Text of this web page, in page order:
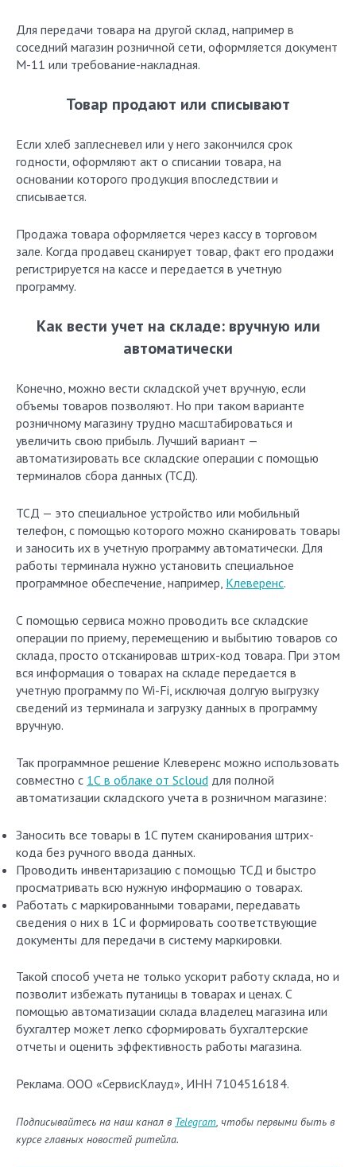
Для передачи товара на другой склад, например в
соседний магазин розничной сети, оформляется документ
М-11 или требование-накладная.
Товар продают или списывают
Если хлеб заплесневел или у него закончился срок
годности, оформляют акт о списании товара, на
основании которого продукция впоследствии и
списывается.
Продажа товара оформляется через кассу в торговом
зале. Когда продавец сканирует товар, факт его продажи
регистрируется на кассе и передается в учетную
программу.
Как вести учет на складе: вручную или
автоматически
Конечно, можно вести складской учет вручную, если
объемы товаров позволяют. Но при таком варианте
розничному магазину трудно масштабироваться и
увеличить свою прибыль. Лучший вариант —
автоматизировать все складские операции с помощью
терминалов сбора данных (ТСД).
ТСД — это специальное устройство или мобильный
телефон, с помощью которого можно сканировать товары
и заносить их в учетную программу автоматически. Для
работы терминала нужно установить специальное
программное обеспечение, например, Клеверенс.
С помощью сервиса можно проводить все складские
операции по приему, перемещению и выбытию товаров со
склада, просто отсканировав штрих-код товара. При этом
вся информация о товарах на складе передается в
учетную программу по Wi-Fi, исключая долгую выгрузку
сведений из терминала и загрузку данных в программу
вручную.
Так программное решение Клеверенс можно использовать
совместно с 1С в облаке от Scloud для полной
автоматизации складского учета в розничном магазине:
Заносить все товары в 1С путем сканирования штрих-
кода без ручного ввода данных.
Проводить инвентаризацию с помощью ТСД и быстро
просматривать всю нужную информацию о товарах.
Работать с маркированными товарами, передавать
сведения о них в 1С и формировать соответствующие
документы для передачи в систему маркировки.
Такой способ учета не только ускорит работу склада, но и
позволит избежать путаницы в товарах и ценах. С
помощью автоматизации склада владелец магазина или
бухгалтер может легко сформировать бухгалтерские
отчеты и оценить эффективность работы магазина.
Реклама. ООО «СервисКлауд», ИНН 7104516184.
Подписывайтесь на наш канал в Telegram, чтобы первыми быть в
курсе главных новостей ритейла.